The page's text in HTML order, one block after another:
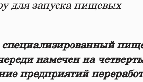
для запуска пищевых
специализированный
намечен на
предприятий